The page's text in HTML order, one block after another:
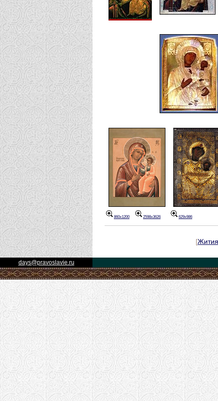
860x1200 2598x3626 629x986
[Жития
days@pravoslavie.ru